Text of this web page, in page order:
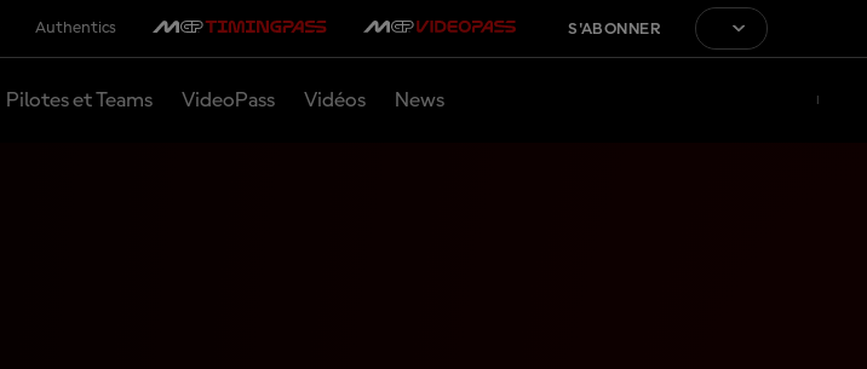
Authentics S'ABONNER
Pilotes et Teams VideoPass Vidéos News